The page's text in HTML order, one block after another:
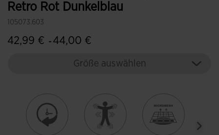
Retro Rot Dunkelblau
105073.603
42,99 € - 44,00 €
Größe auswählen